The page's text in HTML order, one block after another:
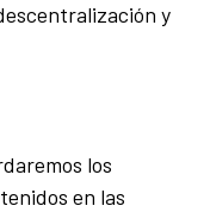
y
los
en las